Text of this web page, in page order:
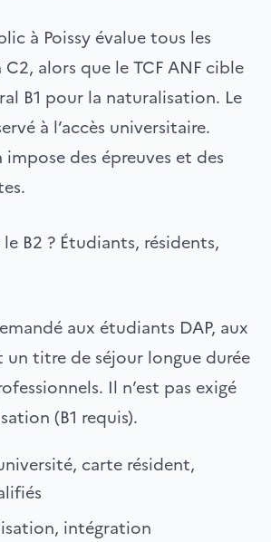
à Poissy évalue tous les
C2, alors que le TCF ANF cible
B1 pour la naturalisation. Le
à l’accès universitaire.
des épreuves et des
B2 ? Étudiants, résidents,
aux étudiants DAP, aux
un titre de séjour longue durée
Il n’est pas exigé
(B1 requis).
carte résident,
intégration